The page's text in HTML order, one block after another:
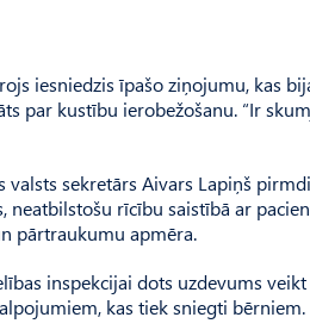
iesniedzis īpašo ziņojumu, kas
par kustību ierobežošanu. “Ir
valsts sekretārs Aivars Lapiņš
neatbilstošu rīcību saistībā ar
pārtraukumu apmēra.
inspekcijai dots uzdevums
kas tiek sniegti bērniem.